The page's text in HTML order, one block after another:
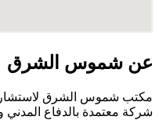
عن شموس الشرق
مكتب شموس الشرق
شركة معتمدة بالدفاع المدني